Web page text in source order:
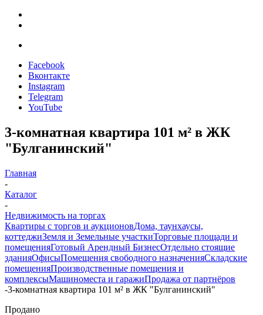
Facebook
Вконтакте
Instagram
Telegram
YouTube
3-комнатная квартира 101 м² в ЖК
"Булганинский"
Главная
-
Каталог
-
Недвижимость на торгах
Квартиры с торгов и аукционовДома, таунхаусы,
коттеджиЗемля и Земельные участкиТорговые площади и
помещенияГотовый Арендный БизнесОтдельно стоящие
зданияОфисыПомещения свободного назначенияСкладские
помещенияПроизводственные помещения и
комплексыМашиноместа и гаражиПродажа от партнёров
-3-комнатная квартира 101 м² в ЖК "Булганинский"
Продано